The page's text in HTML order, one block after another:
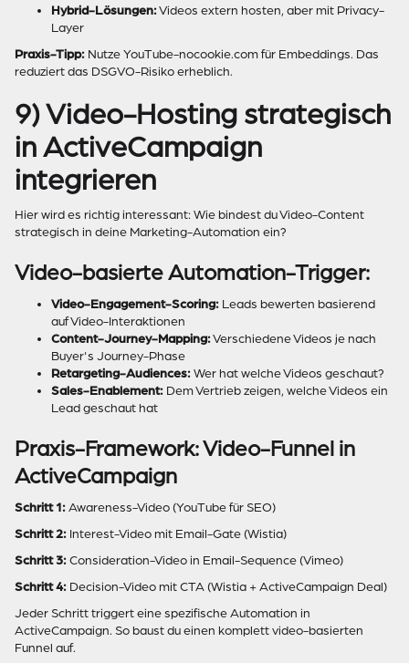
Hybrid-Lösungen:Videos extern hosten, aber mit Privacy-
Layer
Praxis-Tipp: Nutze YouTube-nocookie.com für Embeddings. Das
reduziert das DSGVO-Risiko erheblich.
9) Video-Hosting strategisch
in ActiveCampaign
integrieren
Hier wird es richtig interessant: Wie bindest du Video-Content
strategisch in deine Marketing-Automation ein?
Video-basierte Automation-Trigger:
Video-Engagement-Scoring: Leads bewerten basierend
auf Video-Interaktionen
Content-Journey-Mapping:Verschiedene Videos je nach
Buyer's Journey-Phase
Retargeting-Audiences: Wer hat welche Videos geschaut?
Sales-Enablement: Dem Vertrieb zeigen, welche Videos ein
Lead geschaut hat
Praxis-Framework: Video-Funnel in
ActiveCampaign
Schritt 1: Awareness-Video (YouTube für SEO)
Schritt 2: Interest-Video mit Email-Gate (Wistia)
Schritt 3: Consideration-Video in Email-Sequence (Vimeo)
Schritt 4: Decision-Video mit CTA (Wistia + ActiveCampaign Deal)
Jeder Schritt triggert eine spezifische Automation in
ActiveCampaign. So baust du einen komplett video-basierten
Funnel auf.